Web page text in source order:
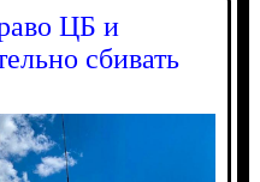
ЦБ и
сбивать